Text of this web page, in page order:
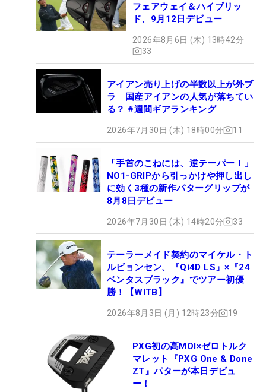
フェアウェイ＆ハイブリッ
ド、9月12日デビュー
2026年8月6日 (木) 13時42分
33
アイアン売り上げの半数以上が外ブ
ラ 国産アイアンの人気が落ちてい
る？ #週間ギアランキング
2026年7月30日 (木) 18時00分 11
「手首のこねには、逆テーパー！」
NO1-GRIPから引っかけや押し出し
に効く3種の新作パターグリップが
8月8日デビュー
2026年7月30日 (木) 14時20分 33
テーラーメイド契約のマイケル・ト
ルビョンセン、『Qi4D LS』×『24
ベンタスブラック』でツアー初優
勝！【WITB】
2026年8月3日 (月) 12時23分 19
PXG初の高MOI×ゼロトルク
マレット『PXG One & Done
ZT』パターが本日デビュ
ー！